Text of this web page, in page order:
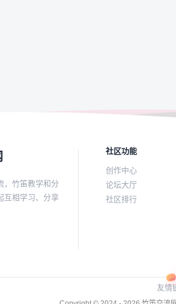
，竹笛教学和分
互相学习、分享
社区功能
创作中心
论坛大厅
社区排行
友情